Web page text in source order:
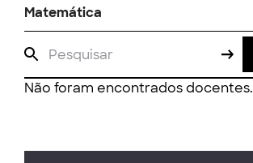
Matemática
Não foram encontrados docentes.